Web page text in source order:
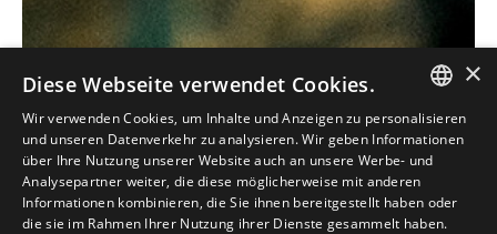
ITALIAN
ENGLISH
SPANISH
×
Diese Webseite verwendet Cookies.
Wir verwenden Cookies, um Inhalte und Anzeigen zu personalisieren
und unseren Datenverkehr zu analysieren. Wir geben Informationen
über Ihre Nutzung unserer Website auch an unsere Werbe- und
Analysepartner weiter, die diese möglicherweise mit anderen
Informationen kombinieren, die Sie ihnen bereitgestellt haben oder
die sie im Rahmen Ihrer Nutzung ihrer Dienste gesammelt haben.